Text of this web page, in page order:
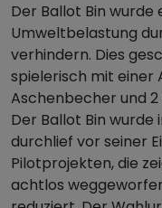
Der Ballot Bin wurde
Umweltbelastung
verhindern. Dies
spielerisch mit einer
Aschenbecher und
Der Ballot Bin wurde
durchlief vor seiner
Pilotprojekten, die
achtlos